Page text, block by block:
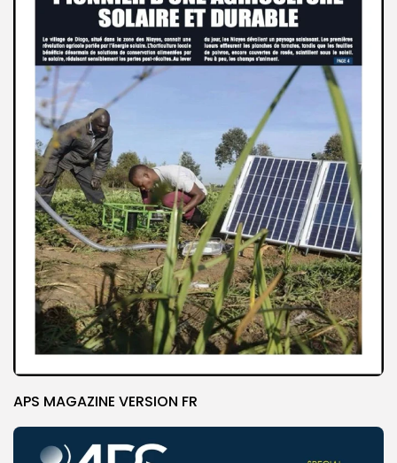
APS MAGAZINE VERSION FR